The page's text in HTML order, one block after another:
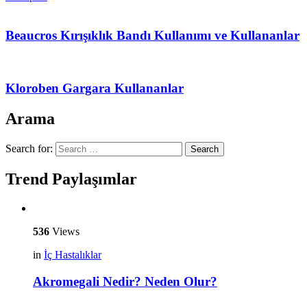
Beaucros Kırışıklık Bandı Kullanımı ve Kullananlar
Kloroben Gargara Kullananlar
Arama
Search for: Search
Trend Paylaşımlar
536 Views
in İç Hastalıklar
Akromegali Nedir? Neden Olur?